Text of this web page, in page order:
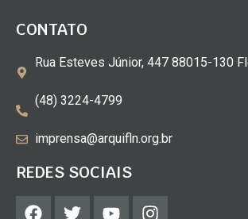
CONTATO
Rua Esteves Júnior, 447 88015-130
(48) 3224-4799
imprensa@arquifln.org.br
REDES SOCIAIS